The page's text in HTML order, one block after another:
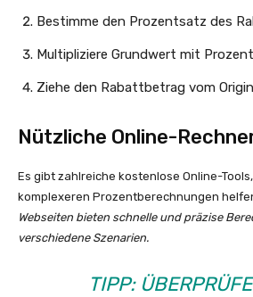
Bestimme den Prozentsatz des
Multipliziere Grundwert mit
Ziehe den Rabattbetrag vom
Nützliche Online-
Es gibt zahlreiche kostenlose Online-
komplexeren Prozentberechnungen
Webseiten bieten schnelle und präzise
verschiedene Szenarien.
TIPP: